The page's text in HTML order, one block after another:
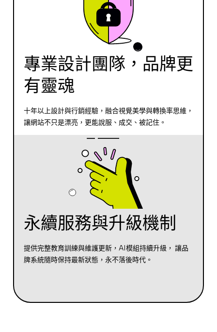
專業設計團隊，品牌更
有靈魂
十年以上設計與行銷經驗，融合視覺美學與轉換率思維，
讓網站不只是漂亮，更能說服、成交、被記住。
永續服務與升級機制
提供完整教育訓練與維護更新，AI模組持續升級， 讓品
牌系統隨時保持最新狀態，永不落後時代。